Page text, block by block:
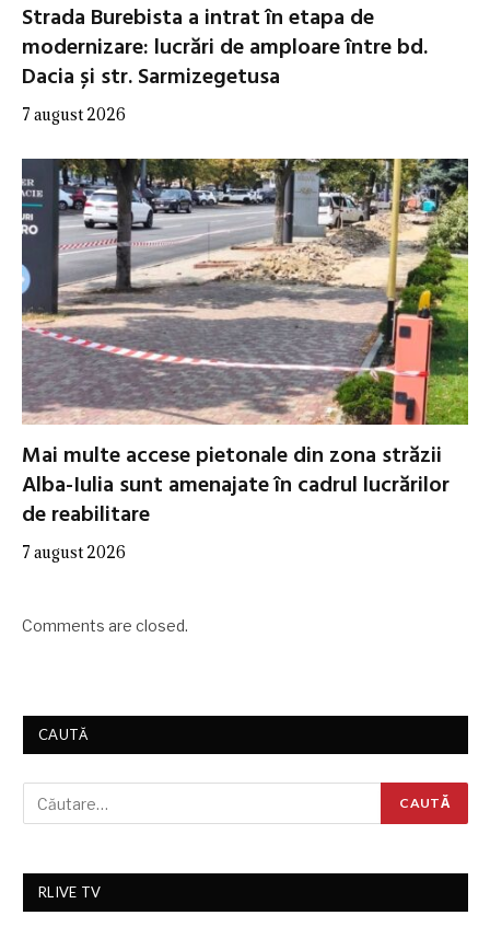
Strada Burebista a intrat în etapa de
modernizare: lucrări de amploare între bd.
Dacia și str. Sarmizegetusa
7 august 2026
Mai multe accese pietonale din zona străzii
Alba-Iulia sunt amenajate în cadrul lucrărilor
de reabilitare
7 august 2026
Comments are closed.
CAUTĂ
RLIVE TV